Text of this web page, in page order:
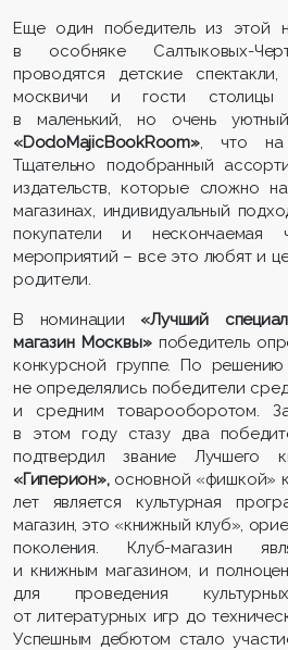
Еще один победитель из этой
в особняке Салтыковых-
проводятся детские
москвичи и гости столицы
в маленький, но очень
«DodoMajicBookRoom», что на
Тщательно подобранный
издательств, которые сложно
магазинах, индивидуальный
покупатели и нескончаемая
мероприятий – все это любят и
родители.
В номинации «Лучший
магазин Москвы» победитель
конкурсной группе. По
не определялись победители
и средним товарооборотом.
в этом году стазу два
подтвердил звание Лучшего
«Гиперион», основной «фишкой»
лет является культурная
магазин, это «книжный клуб»,
поколения. Клуб-магазин
и книжным магазином, и
для проведения
от литературных игр до
Успешным дебютом стало